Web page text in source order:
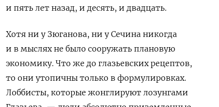
и пять лет назад, и десять, и двадцать.
Хотя ни у Зюганова, ни у Сечина никогда
и в мыслях не было сооружать плановую
экономику. Что же до глазьевских рецептов,
то они утопичны только в формулировках.
Лоббисты, которые жонглируют лозунгами